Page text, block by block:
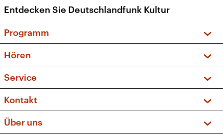
Entdecken Sie Deutschlandfunk Kultur
Programm
Sendungen und Podcasts
Musikliste
Kakadu – Das Kinderprogramm
Hören
Frequenzen (UKW + DAB+)
Service
FAQ
Apps
Newsletter
Kontakt
Social Media
Über uns